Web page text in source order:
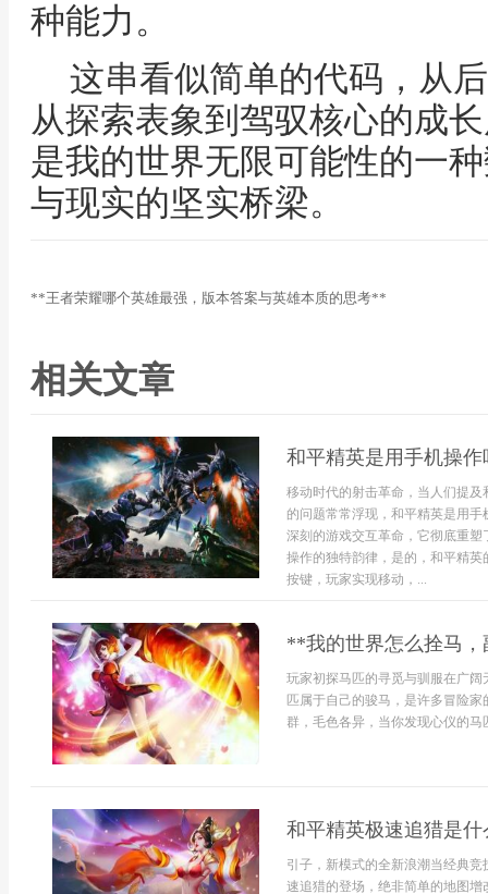
种能力。
这串看似简单的代码，从
从探索表象到驾驭核心的成
是我的世界无限可能性的一
与现实的坚实桥梁。
**王者荣耀哪个英雄最强，版本答案与英雄本质的思考**
相关文章
和平精英是用手机操
移动时代的射击革命，当人们提
的问题常常浮现，和平精英是用
深刻的游戏交互革命，它彻底重
操作的独特韵律，是的，和平精
按键，玩家实现移动，...
**我的世界怎么拴马
玩家初探马匹的寻觅与驯服在广
匹属于自己的骏马，是许多冒险
群，毛色各异，当你发现心仪的
和平精英极速追猎是
引子，新模式的全新浪潮当经典
速追猎的登场，绝非简单的地图